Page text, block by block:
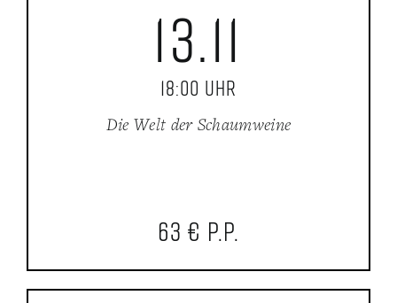
13.11
18:00 Uhr
Die Welt der Schaumweine
63 € p.P.